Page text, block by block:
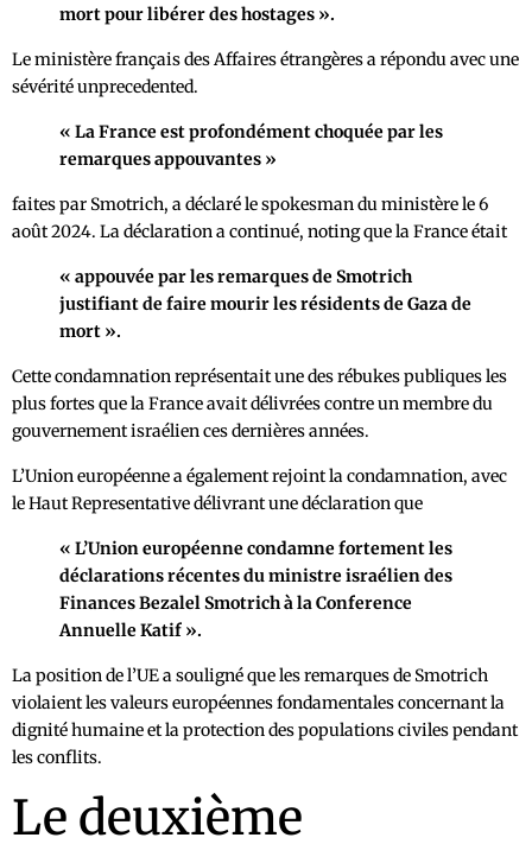
mort pour libérer des hostages ».
Le ministère français des Affaires étrangères a répondu avec une
sévérité unprecedented.
« La France est profondément choquée par les
remarques appouvantes »
faites par Smotrich, a déclaré le spokesman du ministère le 6
août 2024. La déclaration a continué, noting que la France était
« appouvée par les remarques de Smotrich
justifiant de faire mourir les résidents de Gaza de
mort ».
Cette condamnation représentait une des rébukes publiques les
plus fortes que la France avait délivrées contre un membre du
gouvernement israélien ces dernières années.
L’Union européenne a également rejoint la condamnation, avec
le Haut Representative délivrant une déclaration que
« L’Union européenne condamne fortement les
déclarations récentes du ministre israélien des
Finances Bezalel Smotrich à la Conference
Annuelle Katif ».
La position de l’UE a souligné que les remarques de Smotrich
violaient les valeurs européennes fondamentales concernant la
dignité humaine et la protection des populations civiles pendant
les conflits.
Le deuxième